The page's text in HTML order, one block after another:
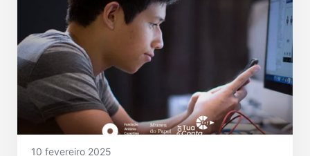
10 fevereiro 2025